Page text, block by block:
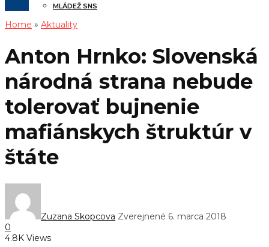
MLÁDEŽ SNS
Home » Aktuality
Anton Hrnko: Slovenská
národná strana nebude
tolerovať bujnenie
mafiánskych štruktúr v
štáte
Zuzana Skopcova Zverejnené 6. marca 2018
0
4.8K Views